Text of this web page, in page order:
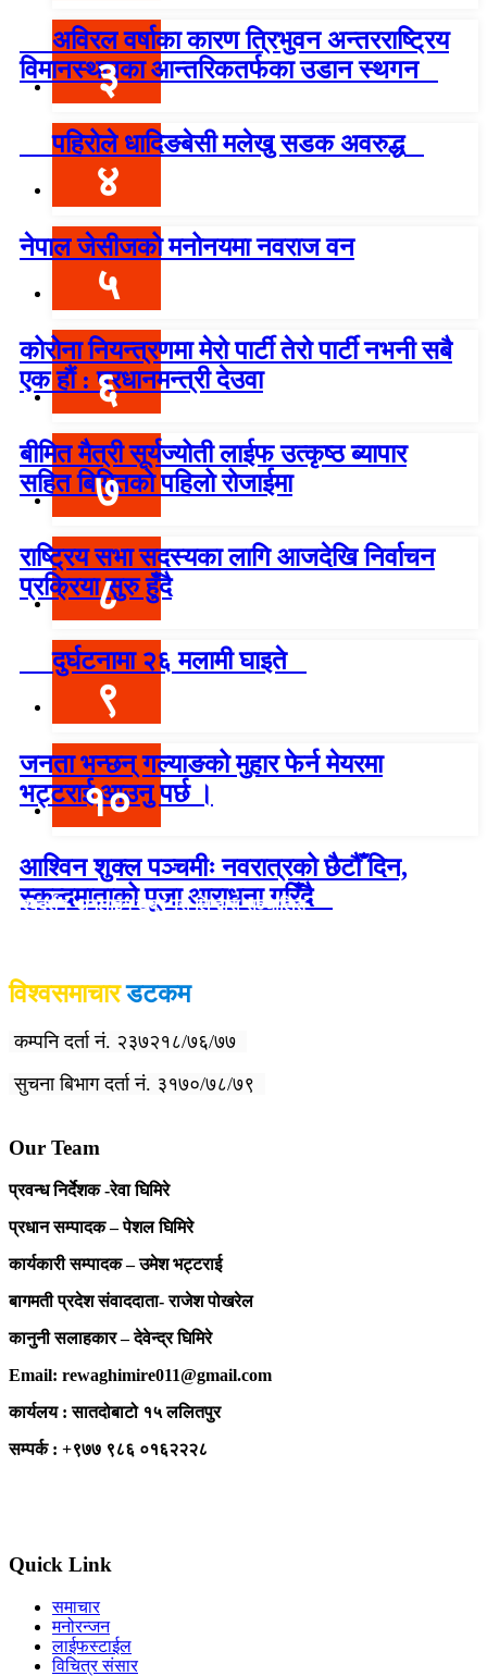
अविरल वर्षाका कारण त्रिभुवन अन्तरराष्ट्रिय
विमानस्थलका आन्तरिकतर्फका उडान स्थगन
३
पहिरोले धादिङबेसी मलेखु सडक अवरुद्ध
४
नेपाल जेसीजको मनोनयमा नवराज वन
५
कोरोना नियन्त्रणमा मेरो पार्टी तेरो पार्टी नभनी सबै
एक हौं : प्रधानमन्त्री देउवा
६
बीमित मैत्री सूर्यज्योती लाईफ उत्कृष्ठ ब्यापार
सहित बिमितको पहिलो रोजाईमा
७
राष्ट्रिय सभा सदस्यका लागि आजदेखि निर्वाचन
प्रक्रिया सुरु हुँदै
८
दुर्घटनामा २६ मलामी घाइते
९
जनता भन्छन् गल्याङको मुहार फेर्न मेयरमा
भट्टराई आउनु पर्छ ।
१०
आश्विन शुक्ल पञ्चमीः नवरात्रको छैटौँ दिन,
स्कन्दमाताको पूजा आराधना गरिँदै
विश्वदर्शन अनलाइन खबर प्रा लि द्वारा सञ्चालित
विश्वसमाचारडटकम
कम्पनि दर्ता नं. २३७२१८/७६/७७
सुचना बिभाग दर्ता नं. ३१७०/७८/७९
Our Team
प्रवन्ध निर्देशक -रेवा घिमिरे
प्रधान सम्पादक – पेशल घिमिरे
कार्यकारी सम्पादक – उमेश भट्टराई
बागमती प्रदेश संवाददाता- राजेश पोखरेल
कानुनी सलाहकार – देवेन्द्र घिमिरे
Email: rewaghimire011@gmail.com
कार्यलय : सातदोबाटो १५ ललितपुर
सम्पर्क : +९७७ ९८६ ०१६२२२८
Quick Link
समाचार
मनोरन्जन
लाईफस्टाईल
विचित्र संसार